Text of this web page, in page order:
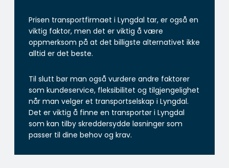
Prisen transportfirmaet i Lyngdal tar, er også en
viktig faktor, men det er viktig å være
oppmerksom på at det billigste alternativet ikke
alltid er det beste.
Til slutt bør man også vurdere andre faktorer
som kundeservice, fleksibilitet og tilgjengelighet
når man velger et transportselskap i Lyngdal.
Det er viktig å finne en transportør i Lyngdal
som kan tilby skreddersydde løsninger som
passer til dine behov og krav.